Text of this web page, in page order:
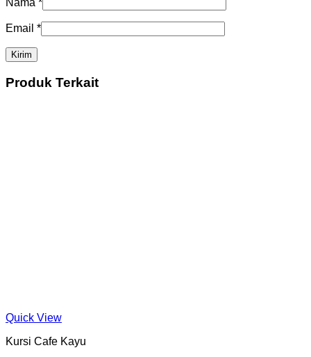
Nama *
Email *
Produk Terkait
Quick View
Kursi Cafe Kayu